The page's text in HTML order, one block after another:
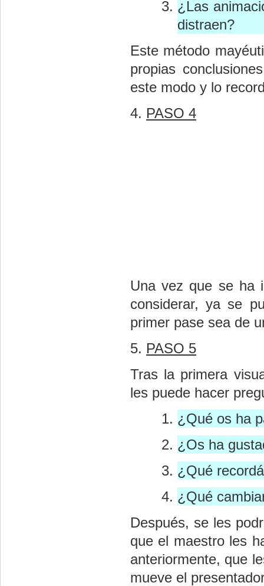
¿Las
distraen?
Este método
propias
este modo y lo
4. PASO 4
Una vez que se ha
considerar, ya se
primer pase sea de
5. PASO 5
Tras la primera
les puede hacer
¿Qué os ha
¿Os ha
¿Qué
¿Qué
Después, se les
que el maestro les
anteriormente, que
mueve el